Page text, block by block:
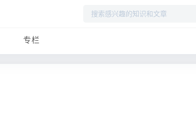
专栏